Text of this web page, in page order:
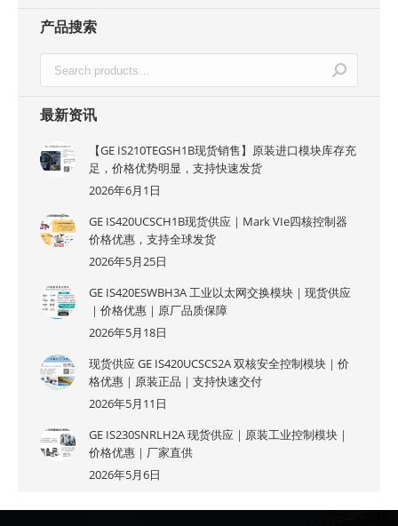
产品搜索
最新资讯
【GE IS210TEGSH1B现货销售】原装进口模块库存充
足，价格优势明显，支持快速发货
2026年6月1日
GE IS420UCSCH1B现货供应｜Mark VIe四核控制器
价格优惠，支持全球发货
2026年5月25日
GE IS420ESWBH3A 工业以太网交换模块｜现货供应
｜价格优惠｜原厂品质保障
2026年5月18日
现货供应 GE IS420UCSCS2A 双核安全控制模块｜价
格优惠｜原装正品｜支持快速交付
2026年5月11日
GE IS230SNRLH2A 现货供应｜原装工业控制模块｜
价格优惠｜厂家直供
2026年5月6日